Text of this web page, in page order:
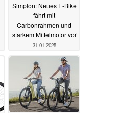
Simplon: Neues E-Bike
fährt mit
Carbonrahmen und
starkem Mittelmotor vor
31.01.2025